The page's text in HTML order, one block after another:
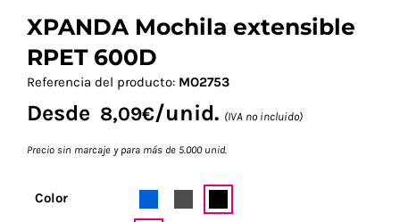
XPANDA Mochila extensible
RPET 600D
Referencia del producto: MO2753
Desde 8,09€/unid. (IVA no incluido)
Precio sin marcaje y para más de 5.000 unid.
Color